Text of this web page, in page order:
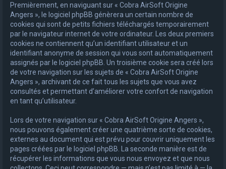
Premièrement, en naviguant sur « Cobra AirSoft Origine
Angers », le logiciel phpBB génèrera un certain nombre de
cookies qui sont de petits fichiers téléchargés temporairement
par le navigateur internet de votre ordinateur. Les deux premiers
cookies ne contiennent qu’un identifiant utilisateur et un
identifiant anonyme de session qui vous sont automatiquement
assignés par le logiciel phpBB. Un troisième cookie sera créé lors
de votre navigation sur les sujets de « Cobra AirSoft Origine
Angers », archivant de ce fait tous les sujets que vous avez
consultés et permettant d’améliorer votre confort de navigation
en tant qu’utilisateur.
Lors de votre navigation sur « Cobra AirSoft Origine Angers »,
nous pouvons également créer une quatrième sorte de cookies,
externes au document qui est prévu pour couvrir uniquement les
pages créées par le logiciel phpBB. La seconde manière est de
récupérer les informations que vous nous envoyez et que nous